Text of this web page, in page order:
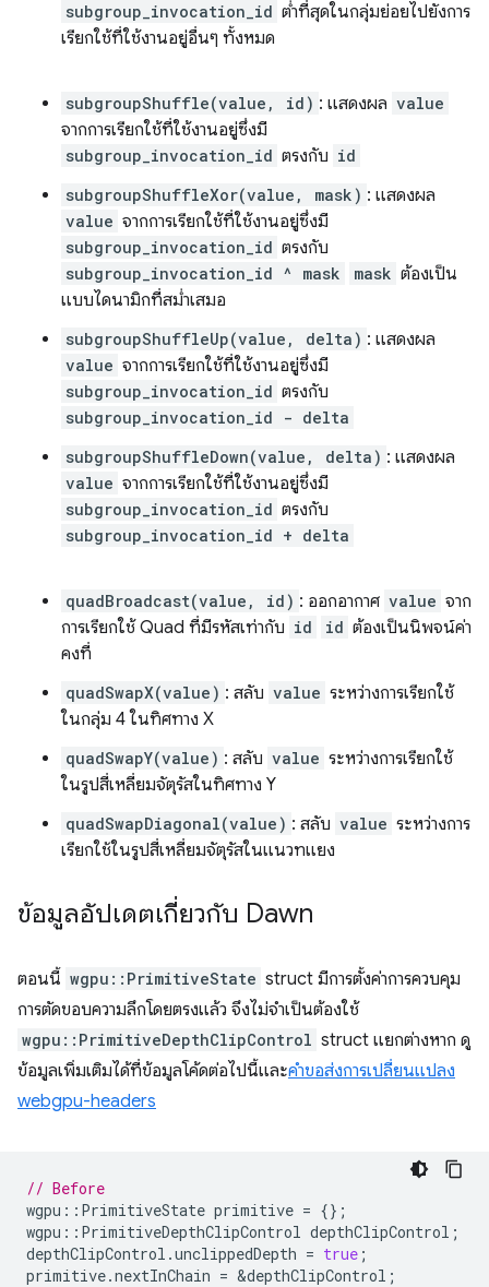
subgroup_invocation_id ต่ำที่สุดในกลุ่มย่อยไปยังการ
เรียกใช้ที่ใช้งานอยู่อื่นๆ ทั้งหมด
subgroupShuffle(value, id) : แสดงผล value
จากการเรียกใช้ที่ใช้งานอยู่ซึ่งมี
subgroup_invocation_id ตรงกับ id
subgroupShuffleXor(value, mask) : แสดงผล
value จากการเรียกใช้ที่ใช้งานอยู่ซึ่งมี
subgroup_invocation_id ตรงกับ
subgroup_invocation_id ^ mask mask ต้องเป็น
แบบไดนามิกที่สม่ำเสมอ
subgroupShuffleUp(value, delta) : แสดงผล
value จากการเรียกใช้ที่ใช้งานอยู่ซึ่งมี
subgroup_invocation_id ตรงกับ
subgroup_invocation_id - delta
subgroupShuffleDown(value, delta) : แสดงผล
value จากการเรียกใช้ที่ใช้งานอยู่ซึ่งมี
subgroup_invocation_id ตรงกับ
subgroup_invocation_id + delta
quadBroadcast(value, id) : ออกอากาศ value จาก
การเรียกใช้ Quad ที่มีรหัสเท่ากับ id id ต้องเป็นนิพจน์ค่า
คงที่
quadSwapX(value) : สลับ value ระหว่างการเรียกใช้
ในกลุ่ม 4 ในทิศทาง X
quadSwapY(value) : สลับ value ระหว่างการเรียกใช้
ในรูปสี่เหลี่ยมจัตุรัสในทิศทาง Y
quadSwapDiagonal(value) : สลับ value ระหว่างการ
เรียกใช้ในรูปสี่เหลี่ยมจัตุรัสในแนวทแยง
ข้อมูลอัปเดตเกี่ยวกับ Dawn
ตอนนี้ wgpu::PrimitiveState struct มีการตั้งค่าการควบคุม
การตัดขอบความลึกโดยตรงแล้ว จึงไม่จำเป็นต้องใช้
wgpu::PrimitiveDepthClipControl struct แยกต่างหาก ดู
ข้อมูลเพิ่มเติมได้ที่ข้อมูลโค้ดต่อไปนี้และคำขอส่งการเปลี่ยนแปลง
webgpu-headers
// Before
wgpu :: PrimitiveState primitive = {};
wgpu :: PrimitiveDepthClipControl depthClipControl ;
depthClipControl .unclippedDepth = true ;
primitive.nextInChain = &depthClipControl ;